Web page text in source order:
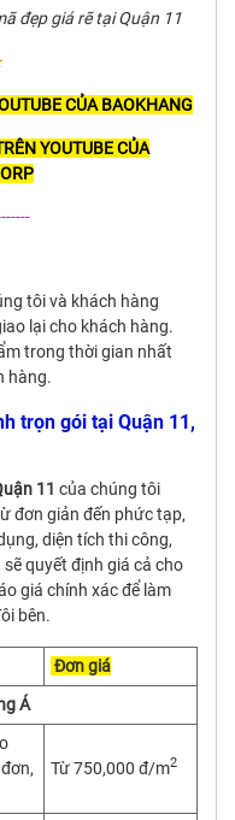
đẹp giá rẽ tại Quận 11
CỦA BAOKHANG
YOUTUBE CỦA
tôi và khách hàng
lại cho khách hàng.
trong thời gian nhất
hàng.
trọn gói tại Quận 11,
11 của chúng tôi
đơn giản đến phức tạp,
diện tích thi công,
quyết định giá cả cho
giá chính xác để làm
bên.
Đơn giá
Á
Từ 750,000 đ/m2